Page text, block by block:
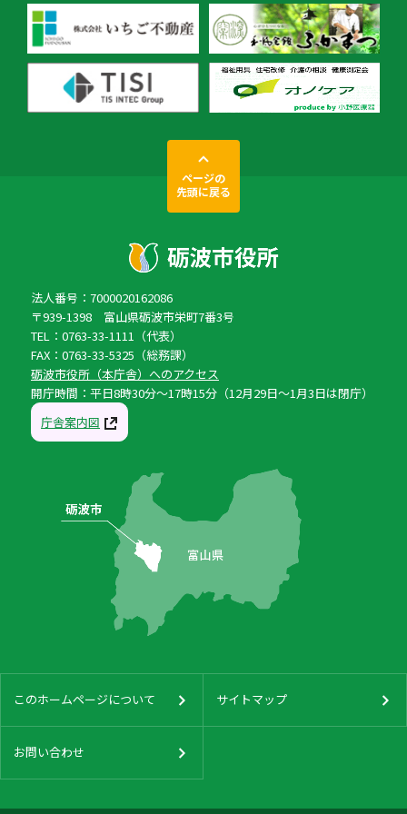
ページの
先頭に戻る
法人番号：7000020162086
〒939-1398 富山県砺波市栄町7番3号
TEL：0763-33-1111（代表）
FAX：0763-33-5325（総務課）
砺波市役所（本庁舎）へのアクセス
開庁時間：平日8時30分〜17時15分（12月29日〜1月3日は閉庁）
庁舎案内図
このホームページについて サイトマップ
お問い合わせ